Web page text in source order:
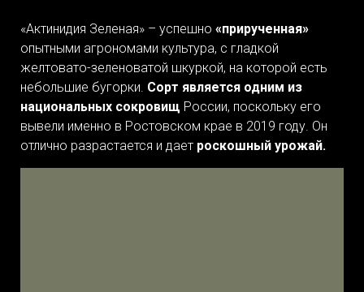
«Актинидия Зеленая» – успешно «прирученная»
опытными агрономами культура, с гладкой
желтовато-зеленоватой шкуркой, на которой есть
небольшие бугорки. Сорт является одним из
национальных сокровищ России, поскольку его
вывели именно в Ростовском крае в 2019 году. Он
отлично разрастается и дает роскошный урожай.